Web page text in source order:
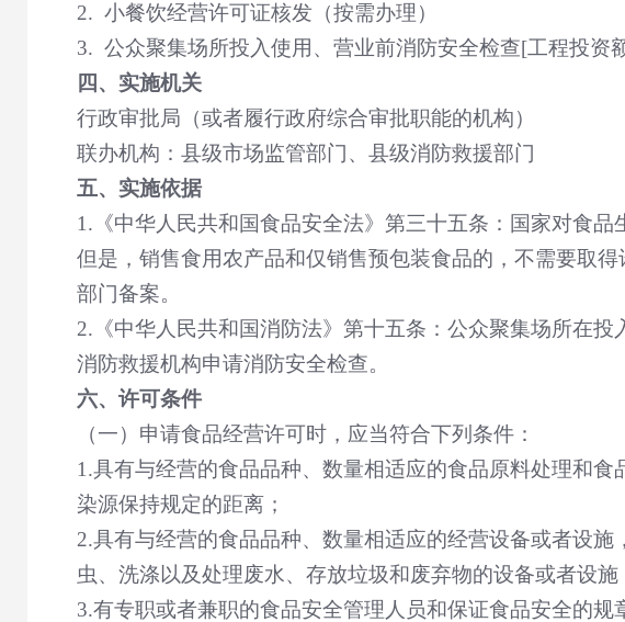
2. 小餐饮经营许可证核发（按需办理）
3. 公众聚集场所投入使用、营业前消防安全检查[工程投资
四、实施机关
行政审批局（或者履行政府综合审批职能的机构）
联办机构：县级市场监管部门、县级消防救援部门
五、实施依据
1. 《中华人民共和国食品安全法》第三十五条：国家对食
但是，销售食用农产品和仅销售预包装食品的，不需要取
部门备案。
2. 《中华人民共和国消防法》第十五条：公众聚集场所在
消防救援机构申请消防安全检查。
六、许可条件
（一）申请食品经营许可时，应当符合下列条件：
1.具有与经营的食品品种、数量相适应的食品原料处理和
染源保持规定的距离；
2.具有与经营的食品品种、数量相适应的经营设备或者设
虫、洗涤以及处理废水、存放垃圾和废弃物的设备或者设施
3.有专职或者兼职的食品安全管理人员和保证食品安全的规